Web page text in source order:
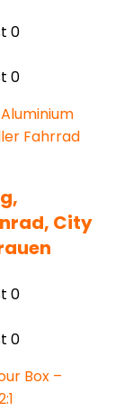
0
0
City
0
0